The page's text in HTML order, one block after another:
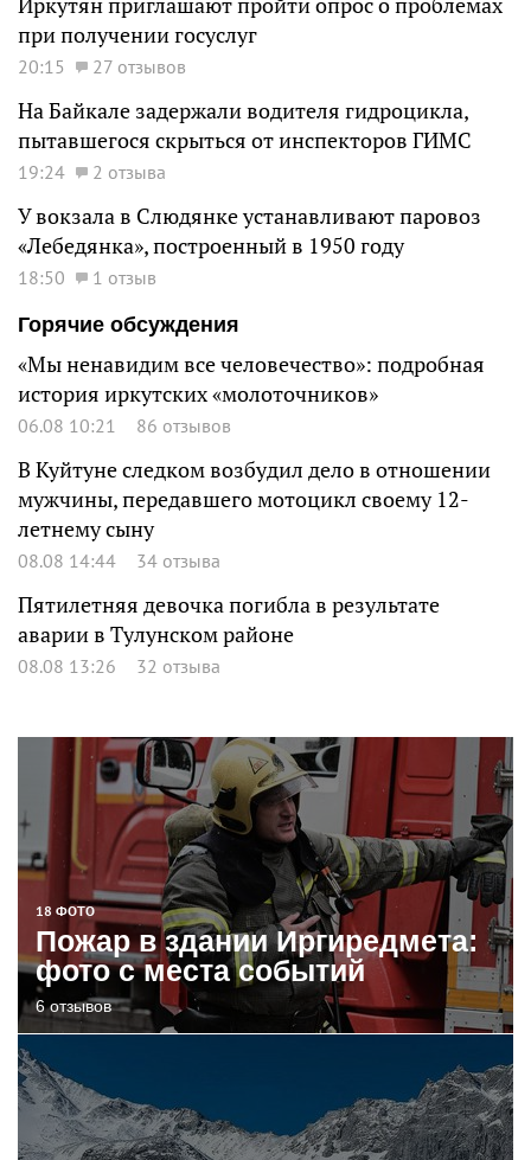
при получении госуслуг
20:15 27 отзывов
На Байкале задержали водителя гидроцикла,
пытавшегося скрыться от инспекторов ГИМС
19:24 2 отзыва
У вокзала в Слюдянке устанавливают паровоз
«Лебедянка», построенный в 1950 году
18:50
1 отзыв
Горячие обсуждения
«Мы ненавидим все человечество»: подробная
история иркутских «молоточников»
06.08 10:21 86 отзывов
В Куйтуне следком возбудил дело в отношении
мужчины, передавшего мотоцикл своему 12-
летнему сыну
08.08 14:44 34 отзыва
Пятилетняя девочка погибла в результате
аварии в Тулунском районе
08.08 13:26 32 отзыва
18 ФОТО
Пожар в здании Иргиредмета:
фото с места событий
6 отзывов